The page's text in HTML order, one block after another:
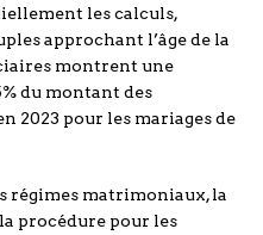
les calculs,
approchant l’âge de la
montrent une
du montant des
2023 pour les mariages de
régimes matrimoniaux, la
procédure pour les